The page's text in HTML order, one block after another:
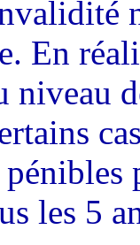
En
niveau
les 5